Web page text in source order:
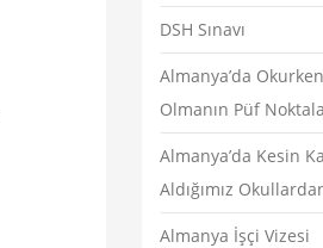
DSH Sınavı
Almanya’da Okurken
Olmanın Püf
Almanya’da Kesin
Aldığımız
Almanya İşçi Vizesi